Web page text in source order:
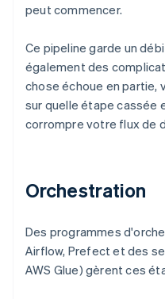
peut commencer.
Ce pipeline garde un
également des
chose échoue en partie,
sur quelle étape cassée
corrompre votre flux de
Orchestration
Des programmes
Airflow, Prefect et des
AWS Glue) gèrent ces